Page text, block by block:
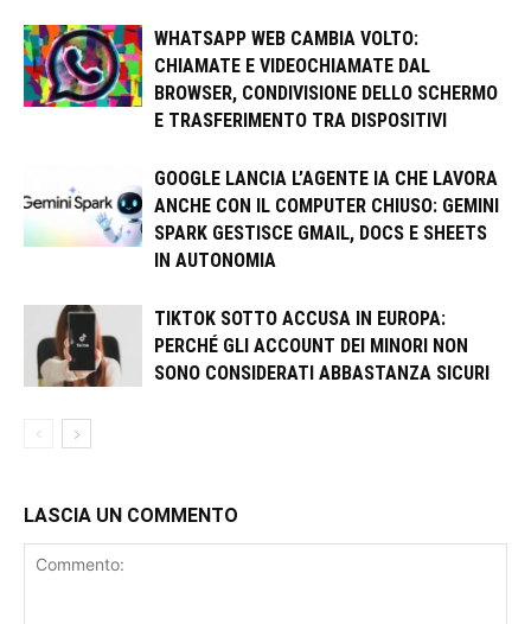
WHATSAPP WEB CAMBIA VOLTO:
CHIAMATE E VIDEOCHIAMATE DAL
BROWSER, CONDIVISIONE DELLO SCHERMO
E TRASFERIMENTO TRA DISPOSITIVI
GOOGLE LANCIA L’AGENTE IA CHE LAVORA
ANCHE CON IL COMPUTER CHIUSO: GEMINI
SPARK GESTISCE GMAIL, DOCS E SHEETS
IN AUTONOMIA
TIKTOK SOTTO ACCUSA IN EUROPA:
PERCHÉ GLI ACCOUNT DEI MINORI NON
SONO CONSIDERATI ABBASTANZA SICURI
LASCIA UN COMMENTO